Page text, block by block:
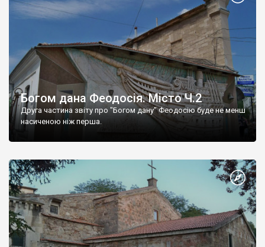
Богом дана Феодосія. Місто Ч.2
Друга частина звіту про "Богом дану" Феодосію буде не менш
насиченою ніж перша.